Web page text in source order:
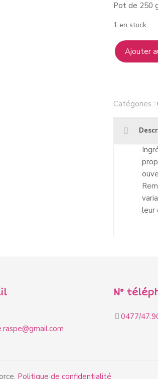
Pot de 250
1 en stock
Ajouter
Catégories :
leur
N°
0477/
Politique de confidentialité